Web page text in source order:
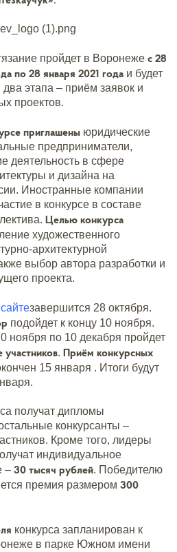
пройдет в Воронеже с 28
по 28 января 2021 года и будет
два этапа – приём заявок и
проектов.
приглашены юридические
предприниматели,
деятельность в сфере
и дизайна на
Иностранные компании
в конкурсе в составе
Целью конкурса
художественного
архитектурной
выбор автора разработки и
проекта.
сайтезавершится 28 октября.
подойдет к концу 10 ноября.
ноября по 10 декабря пройдет
участников. Приём конкурсных
15 января . Итоги будут
получат дипломы
конкурсанты –
Кроме того, лидеры
индивидуальное
– 30 тысяч рублей. Победителю
премия размером 300
конкурса запланирован к
в парке Южном имени